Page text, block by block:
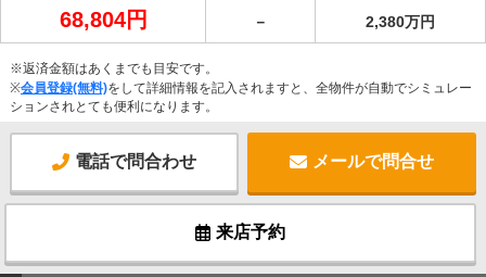
68,804円 － 2,380万円
※返済金額はあくまでも目安です。
※会員登録(無料)をして詳細情報を記入されますと、全物件が自動でシミュレー
ションされとても便利になります。
電話で問合わせ メールで問合せ
来店予約